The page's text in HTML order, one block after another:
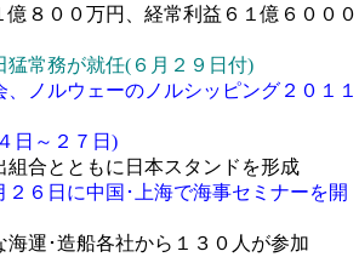
億８００万円、経常利益６１億６０００
猛常務が就任(６月２９日付)
、ノルウェーのノルシッピング２０１１
日～２７日)
組合とともに日本スタンドを形成
２６日に中国･上海で海事セミナーを開
海運･造船各社から１３０人が参加